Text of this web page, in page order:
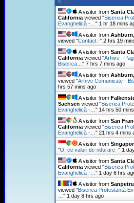
A visitor from Santa
Californiaviewed "Biserica
Evanghelică -… " 1 hr 18 mins
A visitor from
viewed "Contact -" 2 hrs 19
A visitor from Santa
Californiaviewed "Arhive -
Biserica… " 7 hrs 7 mins ago
A visitor from
viewed "Arhive Comunicate -
hrs 57 mins ago
A visitor from
Sachsen viewed "Biserica
Evanghelică -… " 14 hrs 50
A visitor from San
Californiaviewed "Biserica
Evanghelică -… " 21 hrs 4 mins
A visitor from
"O, ce valuri de-ndurare -" 1
A visitor from Santa
Californiaviewed "Biserica
Evanghelică -… " 1 day 6 hrs
A visitor from
viewed "Biserica Protestantă
" 1 day 8 hrs ago